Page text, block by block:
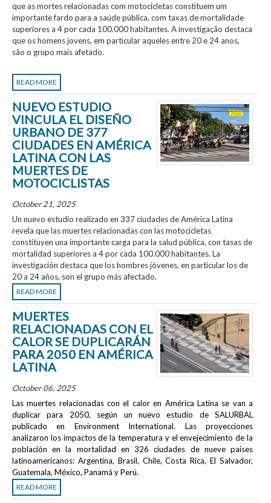
que as mortes relacionadas com motocicletas constituem um
importante fardo para a saúde pública, com taxas de mortalidade
superiores a 4 por cada 100.000 habitantes. A investigação destaca
que os homens jovens, em particular aqueles entre 20 e 24 anos,
são o grupo mais afetado.
READ MORE
NUEVO ESTUDIO
VINCULA EL DISEÑO
URBANO DE 377
CIUDADES EN AMÉRICA
LATINA CON LAS
MUERTES DE
MOTOCICLISTAS
October 21, 2025
Un nuevo estudio realizado en 337 ciudades de América Latina
revela que las muertes relacionadas con las motocicletas
constituyen una importante carga para la salud pública, con tasas de
mortalidad superiores a 4 por cada 100.000 habitantes. La
investigación destaca que los hombres jóvenes, en particular los de
20 a 24 años, son el grupo más afectado.
READ MORE
MUERTES
RELACIONADAS CON EL
CALOR SE DUPLICARÁN
PARA 2050 EN AMÉRICA
LATINA
October 06, 2025
Las muertes relacionadas con el calor en América Latina se van a
duplicar para 2050, según un nuevo estudio de SALURBAL
publicado en Environment International. Las proyecciones
analizaron los impactos de la temperatura y el envejecimiento de la
población en la mortalidad en 326 ciudades de nueve países
latinoamericanos: Argentina, Brasil, Chile, Costa Rica, El Salvador,
Guatemala, México, Panamá y Perú.
READ MORE